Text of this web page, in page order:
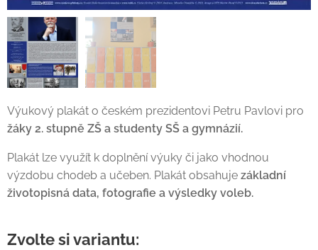
Výukový plakát o českém prezidentovi Petru Pavlovi pro
žáky 2. stupně ZŠ a studenty SŠ a gymnázií.
Plakát lze využít k doplnění výuky či jako vhodnou
výzdobu chodeb a učeben. Plakát obsahuje základní
životopisná data, fotografie a výsledky voleb.
Zvolte si variantu: